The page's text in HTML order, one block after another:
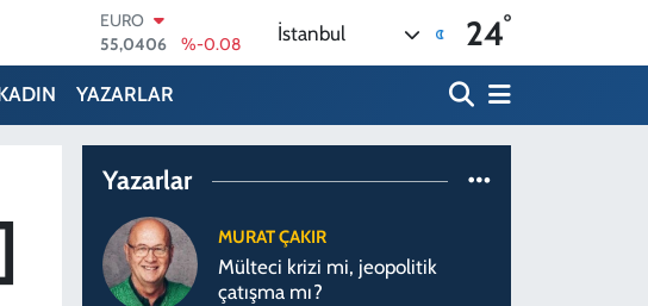
STERLİN
64,2143
%0
GRAM ALTIN
6500.87
64.643,95
%0.16
47,6704
%0
EURO
55,0406
%-0.08
İstanbul 24°
YAZARLAR
Yazarlar
MURAT ÇAKIR
Mülteci krizi mi, jeopolitik
çatışma mı?